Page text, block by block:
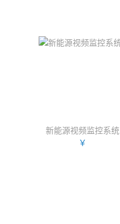
新能源视频监控系统
￥